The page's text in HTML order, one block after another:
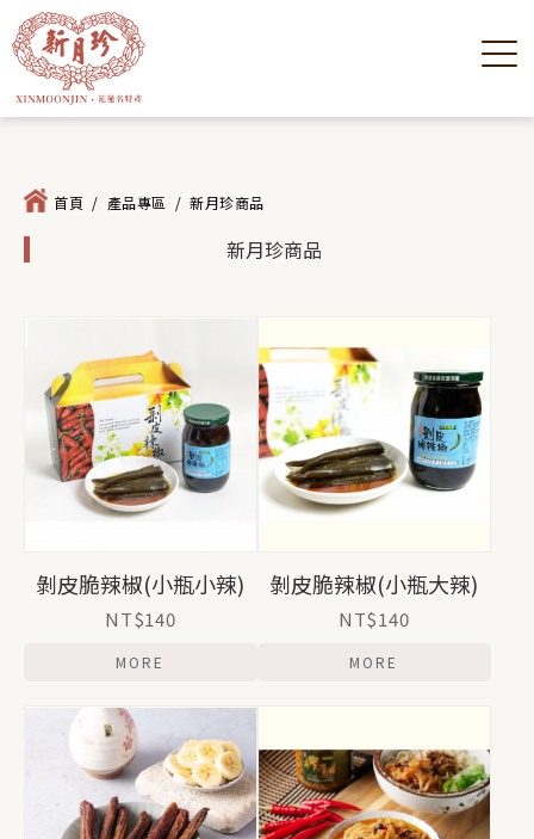
首頁 / 產品專區 / 新月珍商品
新月珍商品
剝皮脆辣椒(小瓶小辣)
NT$140
MORE
剝皮脆辣椒(小瓶大辣)
NT$140
MORE